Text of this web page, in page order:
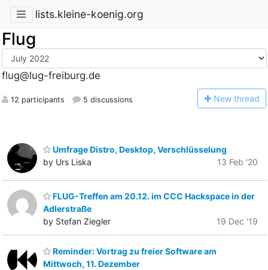
lists.kleine-koenig.org
Flug
flug@lug-freiburg.de
12 participants 5 discussions New thread
Umfrage Distro, Desktop, Verschlüsselung
by Urs Liska
13 Feb '20
FLUG-Treffen am 20.12. im CCC Hackspace in der
Adlerstraße
by Stefan Ziegler
19 Dec '19
Reminder: Vortrag zu freier Software am
Mittwoch, 11. Dezember